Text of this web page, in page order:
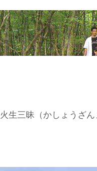
火生三昧（かしょうざ